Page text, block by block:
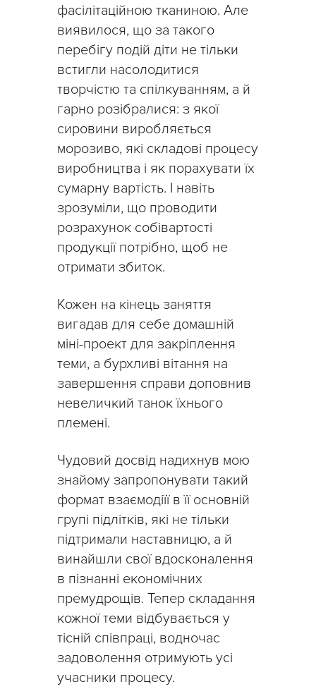
фасілітаційною тканиною. Але
виявилося, що за такого
перебігу подій діти не тільки
встигли насолодитися
творчістю та спілкуванням, а й
гарно розібралися: з якої
сировини виробляється
морозиво, які складові процесу
виробництва і як порахувати їх
сумарну вартість. І навіть
зрозуміли, що проводити
розрахунок собівартості
продукції потрібно, щоб не
отримати збиток.
Кожен на кінець заняття
вигадав для себе домашній
міні-проект для закріплення
теми, а бурхливі вітання на
завершення справи доповнив
невеличкий танок їхнього
племені.
Чудовий досвід надихнув мою
знайому запропонувати такий
формат взаємодіїї в її основній
групі підлітків, які не тільки
підтримали наставницю, а й
винайшли свої вдосконалення
в пізнанні економічних
премудрощів. Тепер складання
кожної теми відбувається у
тісній співпраці, водночас
задоволення отримують усі
учасники процесу.